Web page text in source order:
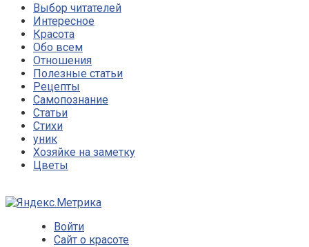
Выбор читателей
Интересное
Красота
Обо всем
Отношения
Полезные статьи
Рецепты
Самопознание
Статьи
Стихи
уник
Хозяйке на заметку
Цветы
Войти
Сайт о красоте